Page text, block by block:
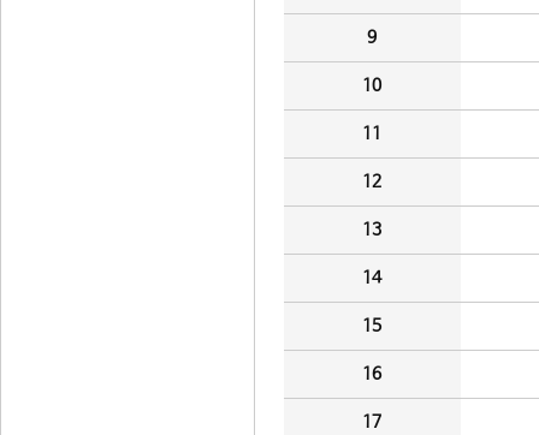
9
10
11
12
13
14
15
16
17